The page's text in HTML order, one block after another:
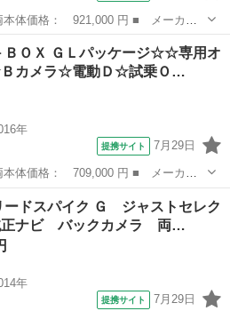
ＷＧＮ ■ グレード名： Ｇホンダ
メラ 衝突被害軽減システム 禁煙
ＢＯＸ ＧＬパッケージ☆☆専用オ
カメラ☆電動Ｄ☆試乗Ｏ…
年
提携サイト 7月29日
ＢＯＸ ■ グレード名： ＧＬパッ
メラ☆電動Ｄ☆試乗ＯＫ 専用オー
ードスパイク Ｇ ジャストセレク
ナビ バックカメラ 両…
年
提携サイト 7月29日